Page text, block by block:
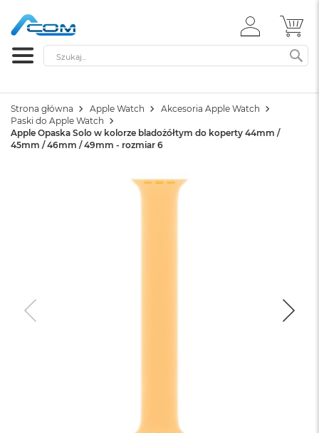
ZALOGUJ
SIĘ
Szukaj
Strona główna Apple Watch
Akcesoria Apple Watch
Paski do Apple Watch
Apple Opaska Solo w kolorze bladożółtym do koperty 44mm /
45mm / 46mm / 49mm - rozmiar 6